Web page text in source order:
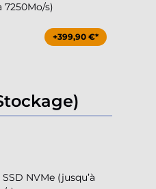
7250Mo/s)
+399,90 €*
NVMe (jusqu’à